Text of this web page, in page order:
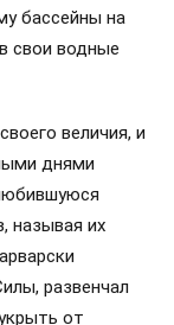
забыта
деньги по
отмечено
всё это
для